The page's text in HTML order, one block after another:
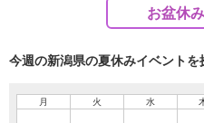
お盆休み
今週の新潟県の夏休みイベントを
月 火 水